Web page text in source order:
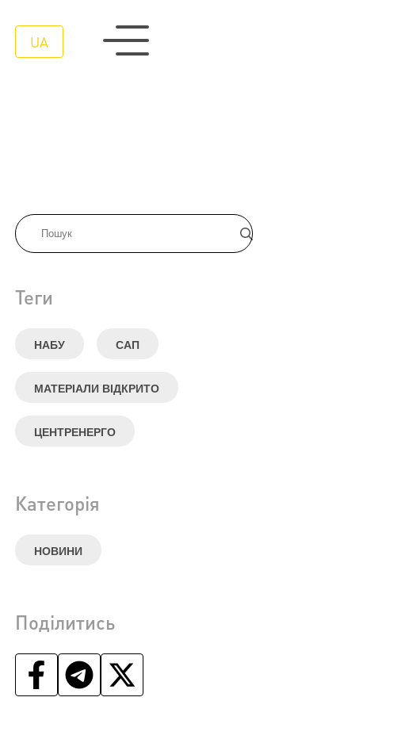
UA
Теги
НАБУ САП
МАТЕРІАЛИ ВІДКРИТО
ЦЕНТРЕНЕРГО
Категорія
НОВИНИ
Поділитись